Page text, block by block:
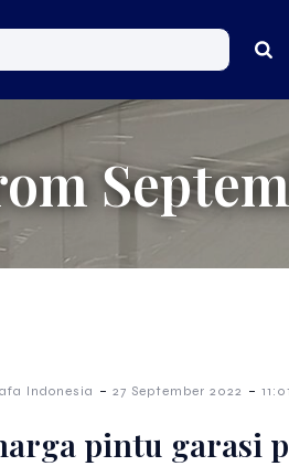
Indonesia - 27 September 2022 -
pintu garasi